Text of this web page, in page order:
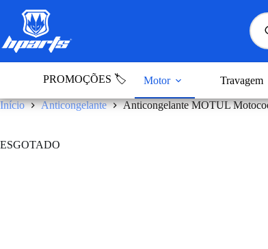
conteúdo
PROMOÇÕES 🏷️ Motor Travagem
Início Anticongelante Anticongelante MOTUL
ESGOTADO